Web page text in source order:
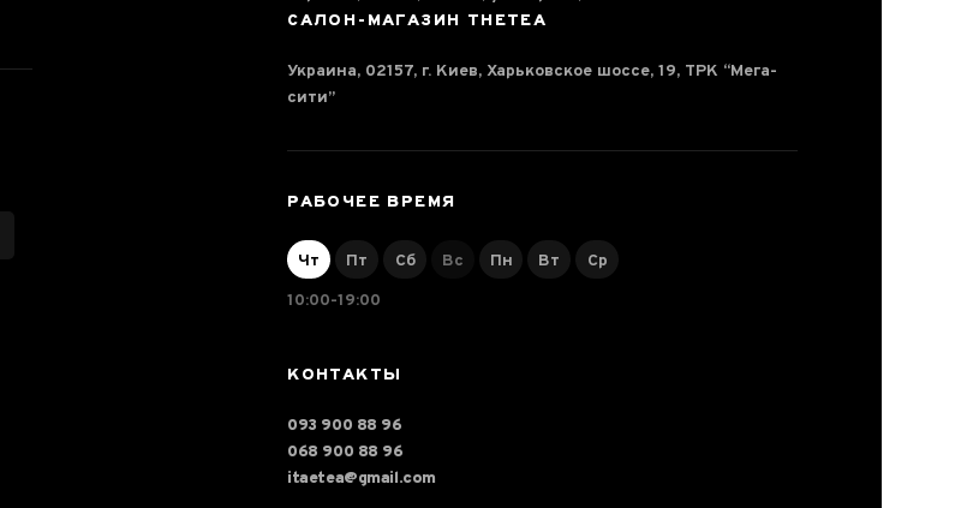
САЛОН-МАГАЗИН THETEA
Украина, 02157, г. Киев, Харьковское шоссе, 19, ТРК “Мега-
сити”
РАБОЧЕЕ ВРЕМЯ
Чт Пт Сб Вс Пн Вт
Ср
10:00-19:00
КОНТАКТЫ
093 900 88 96
068 900 88 96
itaetea@gmail.com